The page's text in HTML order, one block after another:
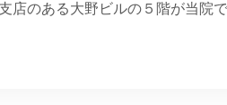
のある大野ビルの５階が当院で